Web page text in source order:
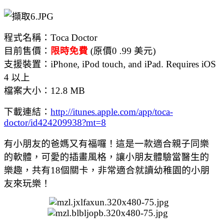
程式名稱：Toca Doctor
目前售價： 限時免費 (原價0 .99 美元)
支援裝置：iPhone, iPod touch, and iPad. Requires iOS
4 以上
檔案大小：12.8 MB
下載連結： http://itunes.apple.com/app/toca-
doctor/id424209938?mt=8
有小朋友的爸媽又有福囉！這是一款適合親子同樂
的軟體，可愛的插畫風格，讓小朋友體驗當醫生的
樂趣，共有18個關卡，非常適合就讀幼稚園的小朋
友來玩樂！